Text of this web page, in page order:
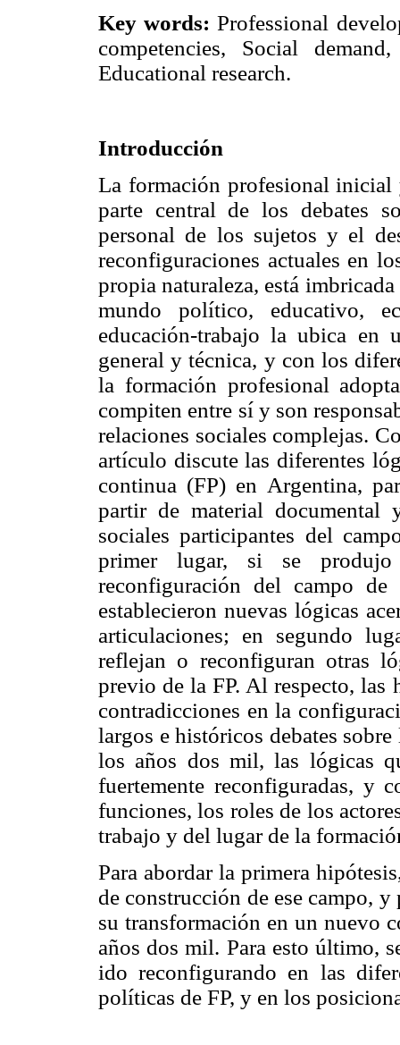
Key words: Professional
competencies, Social
Educational research.
Introducción
La formación profesional inicial
parte central de los debates
personal de los sujetos y el
reconfiguraciones actuales en
propia naturaleza, está
mundo político, educativo,
educación-trabajo la ubica en
general y técnica, y con los
la formación profesional
compiten entre sí y son
relaciones sociales complejas.
artículo discute las diferentes
continua (FP) en Argentina,
partir de material documental
sociales participantes del
primer lugar, si se
reconfiguración del campo
establecieron nuevas lógicas
articulaciones; en segundo
reflejan o reconfiguran otras
previo de la FP. Al respecto, las
contradicciones en la
largos e históricos debates
los años dos mil, las lógicas
fuertemente reconfiguradas, y
funciones, los roles de los
trabajo y del lugar de la
Para abordar la primera
de construcción de ese campo,
su transformación en un nuevo
años dos mil. Para esto último,
ido reconfigurando en las
políticas de FP, y en los